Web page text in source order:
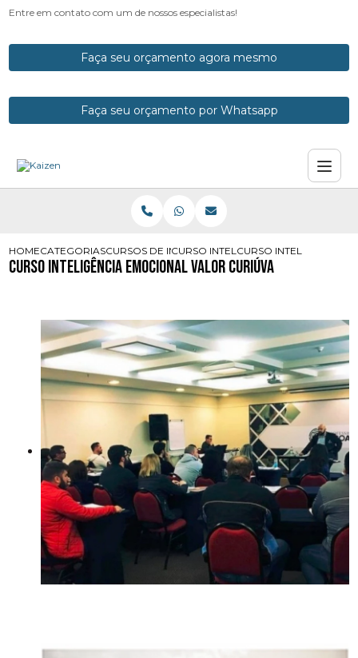
Entre em contato com um de nossos especialistas!
Faça seu orçamento agora mesmo
Faça seu orçamento por Whatsapp
HOMECATEGORIASCURSOS DE INTELIGENCIA EMOCIONAL
CURSO INTELIGENCIA EMOCIONAL
CURSO INTELIGENCIA
Curso Inteligência Emocional Valor Curiúva